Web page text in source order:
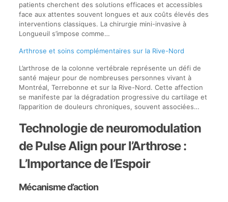
patients cherchent des solutions efficaces et accessibles
face aux attentes souvent longues et aux coûts élevés des
interventions classiques. La chirurgie mini-invasive à
Longueuil s’impose comme…
Arthrose et soins complémentaires sur la Rive-Nord
L’arthrose de la colonne vertébrale représente un défi de
santé majeur pour de nombreuses personnes vivant à
Montréal, Terrebonne et sur la Rive-Nord. Cette affection
se manifeste par la dégradation progressive du cartilage et
l’apparition de douleurs chroniques, souvent associées…
Technologie de neuromodulation
de Pulse Align pour l’Arthrose :
L’Importance de l’Espoir
Mécanisme d’action